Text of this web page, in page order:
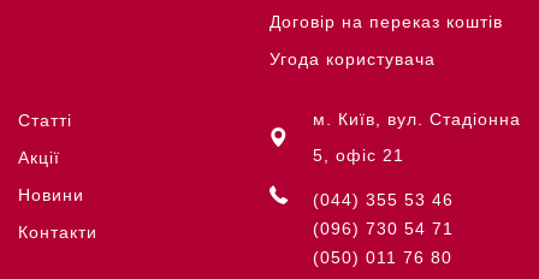
Договір на переказ коштів
Угода користувача
Статті
Акції
Новини
Контакти
м. Київ, вул. Стадіонна
5, офіс 21
(044) 355 53 46
(096) 730 54 71
(050) 011 76 80